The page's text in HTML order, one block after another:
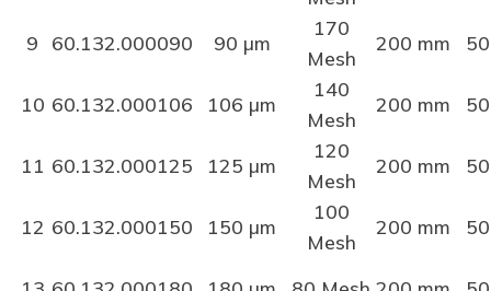
9 60.132.000090 90 µm
170
Mesh
200 mm
10 60.132.000106 106 µm
140
Mesh
200 mm
11 60.132.000125 125 µm
120
Mesh
200 mm
12 60.132.000150 150 µm
100
Mesh
200 mm